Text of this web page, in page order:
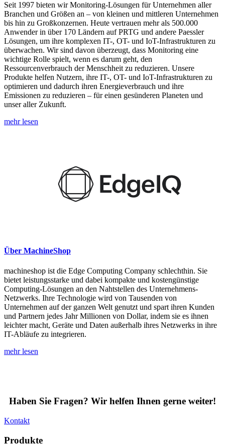
Seit 1997 bieten wir Monitoring-Lösungen für Unternehmen aller
Branchen und Größen an – von kleinen und mittleren Unternehmen
bis hin zu Großkonzernen. Heute vertrauen mehr als 500.000
Anwender in über 170 Ländern auf PRTG und andere Paessler
Lösungen, um ihre komplexen IT-, OT- und IoT-Infrastrukturen zu
überwachen. Wir sind davon überzeugt, dass Monitoring eine
wichtige Rolle spielt, wenn es darum geht, den
Ressourcenverbrauch der Menschheit zu reduzieren. Unsere
Produkte helfen Nutzern, ihre IT-, OT- und IoT-Infrastrukturen zu
optimieren und dadurch ihren Energieverbrauch und ihre
Emissionen zu reduzieren – für einen gesünderen Planeten und
unser aller Zukunft.
mehr lesen
Über MachineShop
machineshop ist die Edge Computing Company schlechthin. Sie
bietet leistungsstarke und dabei kompakte und kostengünstige
Computing-Lösungen an den Nahtstellen des Unternehmens-
Netzwerks. Ihre Technologie wird von Tausenden von
Unternehmen auf der ganzen Welt genutzt und spart ihren Kunden
und Partnern jedes Jahr Millionen von Dollar, indem sie es ihnen
leichter macht, Geräte und Daten außerhalb ihres Netzwerks in ihre
IT-Abläufe zu integrieren.
mehr lesen
Haben Sie Fragen? Wir helfen Ihnen gerne weiter!
Kontakt
Produkte